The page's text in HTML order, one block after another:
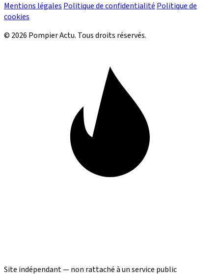
Mentions légales Politique de confidentialité Politique de
cookies
© 2026 Pompier Actu. Tous droits réservés.
Site indépendant — non rattaché à un service public